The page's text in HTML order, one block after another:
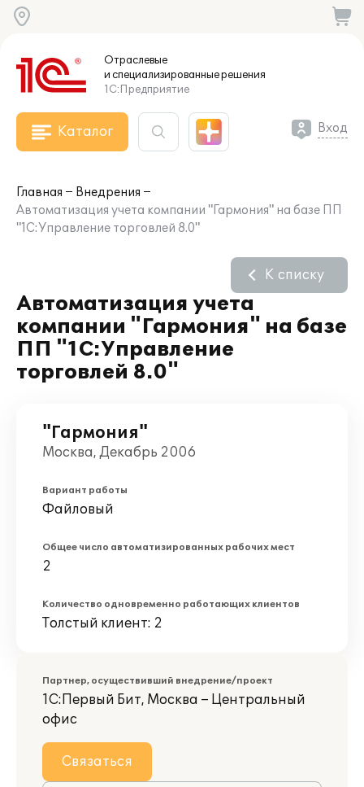
Отраслевые
и специализированныерешения
1С:Предприятие
Каталог Вход
Главная
Внедрения
Автоматизация учета компании "Гармония" на базе ПП
"1С:Управление торговлей 8.0"
Автоматизация учета
компании "Гармония" на базе
ПП "1С:Управление
торговлей 8.0"
К списку
"Гармония"
Москва, Декабрь 2006
Вариант работы
Файловый
Общее число автоматизированных рабочих мест
2
Количество одновременно работающих клиентов
Толстый клиент: 2
Партнер, осуществивший внедрение/проект
1С:Первый Бит, Москва – Центральный
офис
Связаться